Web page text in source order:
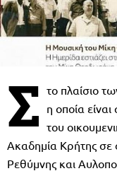
Σ το πλαίσιο
η οποία
του
Ακαδημία Κρήτης σε
Ρεθύμνης και